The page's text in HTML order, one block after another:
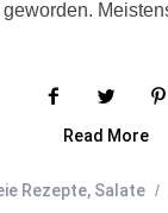
Read More
Rezepte, Salate